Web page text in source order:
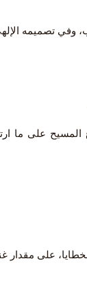
وفي تصميمه
المسيح على ما